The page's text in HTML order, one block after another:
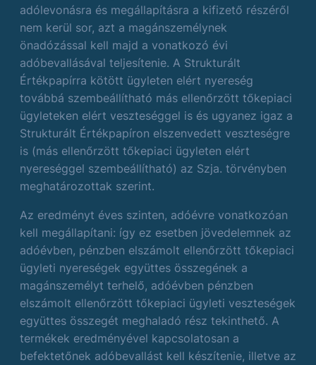
adólevonásra és megállapításra a kifizető részéről
nem kerül sor, azt a magánszemélynek
önadózással kell majd a vonatkozó évi
adóbevallásával teljesítenie. A Strukturált
Értékpapírra kötött ügyleten elért nyereség
továbbá szembeállítható más ellenőrzött tőkepiaci
ügyleteken elért veszteséggel is és ugyanez igaz a
Strukturált Értékpapíron elszenvedett veszteségre
is (más ellenőrzött tőkepiaci ügyleten elért
nyereséggel szembeállítható) az Szja. törvényben
meghatározottak szerint.
Az eredményt éves szinten, adóévre vonatkozóan
kell megállapítani: így ez esetben jövedelemnek az
adóévben, pénzben elszámolt ellenőrzött tőkepiaci
ügyleti nyereségek együttes összegének a
magánszemélyt terhelő, adóévben pénzben
elszámolt ellenőrzött tőkepiaci ügyleti veszteségek
együttes összegét meghaladó rész tekinthető. A
termékek eredményével kapcsolatosan a
befektetőnek adóbevallást kell készítenie, illetve az